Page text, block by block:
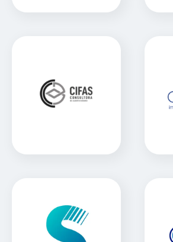
CIFAS
Sitio Web
Clinica Scanner